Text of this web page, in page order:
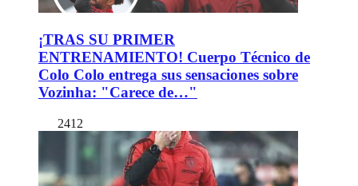
¡TRAS SU PRIMER
ENTRENAMIENTO! Cuerpo Técnico de
Colo Colo entrega sus sensaciones sobre
Vozinha: "Carece de…"
2412